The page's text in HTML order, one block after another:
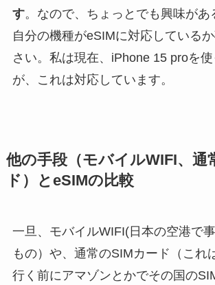
す。なので、ちょっとでも興味があ
自分の機種がeSIMに対応している
さい。私は現在、iPhone 15 proを
が、これは対応しています。
他の手段（モバイルWIFI、通
ド）とeSIMの比較
一旦、モバイルWIFI(日本の空港で
もの）や、通常のSIMカード（これ
行く前にアマゾンとかでその国の